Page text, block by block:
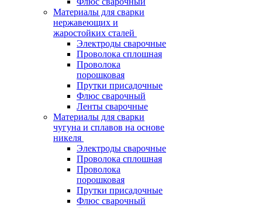
Материалы для сварки
нержавеющих и
жаростойких сталей
Электроды сварочные
Проволока сплошная
Проволока
порошковая
Прутки присадочные
Флюс сварочный
Ленты сварочные
Материалы для сварки
чугуна и сплавов на основе
никеля
Электроды сварочные
Проволока сплошная
Проволока
порошковая
Прутки присадочные
Флюс сварочный